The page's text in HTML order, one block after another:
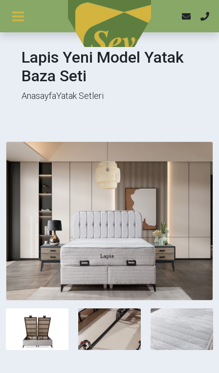
Yatak & Baza
Lapis Yeni Model Yatak
Baza Seti
AnasayfaYatak Setleri